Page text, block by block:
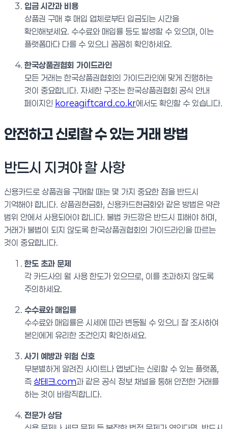
입금 시간과 비용
상품권 구매 후 매입 업체로부터 입금되는 시간을
확인해보세요. 수수료와 매입률 등도 발생할 수 있으며, 이는
플랫폼마다 다를 수 있으니 꼼꼼히 확인하세요.
한국상품권협회 가이드라인
모든 거래는 한국상품권협회의 가이드라인에 맞게 진행하는
것이 중요합니다. 자세한 구조는 한국상품권협회 공식 안내
페이지인 koreagiftcard.co.kr에서도 확인할 수 있습니다.
안전하고 신뢰할 수 있는 거래 방법
반드시 지켜야 할 사항
신용카드로 상품권을 구매할 때는 몇 가지 중요한 점을 반드시
기억해야 합니다. 상품권현금화, 신용카드현금화와 같은 방법은 약관
범위 안에서 사용되어야 합니다. 불법 카드깡은 반드시 피해야 하며,
거래가 불법이 되지 않도록 한국상품권협회의 가이드라인을 따르는
것이 중요합니다.
한도 초과 문제
각 카드사의 월 사용 한도가 있으므로, 이를 초과하지 않도록
주의하세요.
수수료와 매입률
수수료와 매입률은 시세에 따라 변동될 수 있으니 잘 조사하여
본인에게 유리한 조건인지 확인하세요.
사기 예방과 위험 신호
무분별하게 알려진 사이트나 앱보다는 신뢰할 수 있는 플랫폼,
즉 상테크.com과 같은 공식 정보 채널을 통해 안전한 거래를
하는 것이 바람직합니다.
전문가 상담